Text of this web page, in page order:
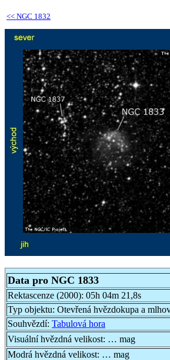
<< NGC 1832
Data pro NGC 1833
Rektascenze (2000): 05h 04m 21,8s
Typ objektu: Otevřená hvězdokupa a
Souhvězdí: Tabulová hora
Visuální hvězdná velikost: … mag
Modrá hvězdná velikost: … mag